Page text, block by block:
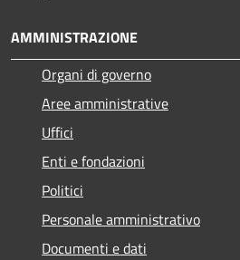
AMMINISTRAZIONE
Organi di governo
Aree amministrative
Uffici
Enti e fondazioni
Politici
Personale amministrativo
Documenti e dati